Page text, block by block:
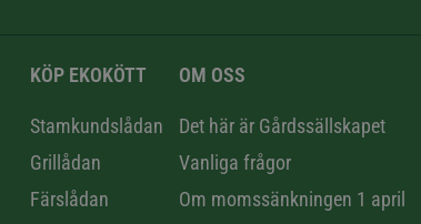
KÖP EKOKÖTT
Stamkundslådan
Grillådan
Färslådan
OM OSS
Det här är Gårdssällskapet
Vanliga frågor
Om momssänkningen 1 april